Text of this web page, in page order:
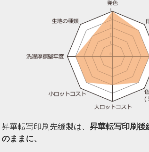
昇華転写印刷先縫製は、 昇華転写印刷後
のままに、